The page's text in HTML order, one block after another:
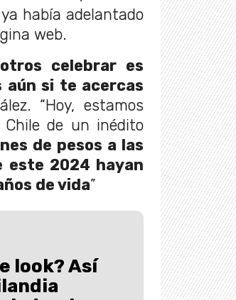
había adelantado
web.
celebrar es
aún si te acercas
“Hoy, estamos
de un inédito
de pesos a las
este 2024 hayan
de vida”
look? Así